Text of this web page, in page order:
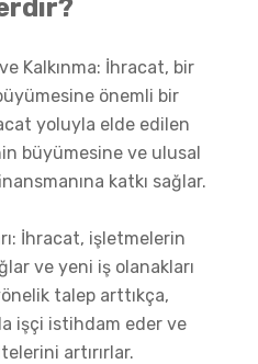
Kalkınma: İhracat, bir
önemli bir
yoluyla elde edilen
büyümesine ve ulusal
katkı sağlar.
İhracat, işletmelerin
ve yeni iş olanakları
talep arttıkça,
işçi istihdam eder ve
artırırlar.